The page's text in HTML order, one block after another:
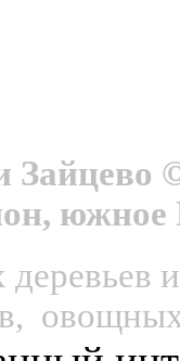
Зайцево
южное